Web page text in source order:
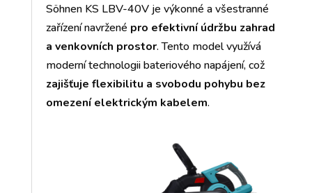
Söhnen KS LBV-40V je výkonné a všestranné
zařízení navržené pro efektivní údržbu zahrad
a venkovních prostor. Tento model využívá
moderní technologii bateriového napájení, což
zajišťuje flexibilitu a svobodu pohybu bez
omezení elektrickým kabelem.